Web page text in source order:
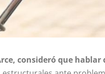
consideró que hablar